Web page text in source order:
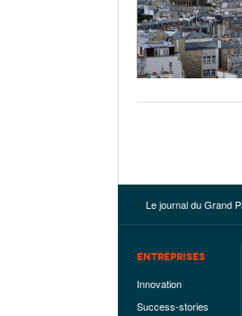
Le journal du Grand
ENTREPRISES
Innovation
Success-stories